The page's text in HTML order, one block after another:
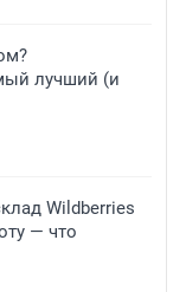
лучший (и
Wildberries
— что